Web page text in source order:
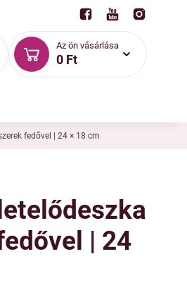
Az ön vásárlása
0 Ft
fedővel | 24 × 18 cm
| 24